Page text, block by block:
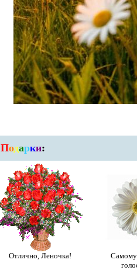
Подарки:
Отлично, Леночка!